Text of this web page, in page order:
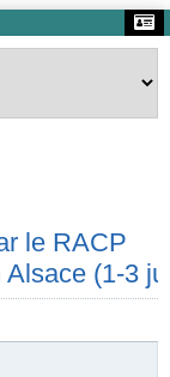
le RACP
(1-3